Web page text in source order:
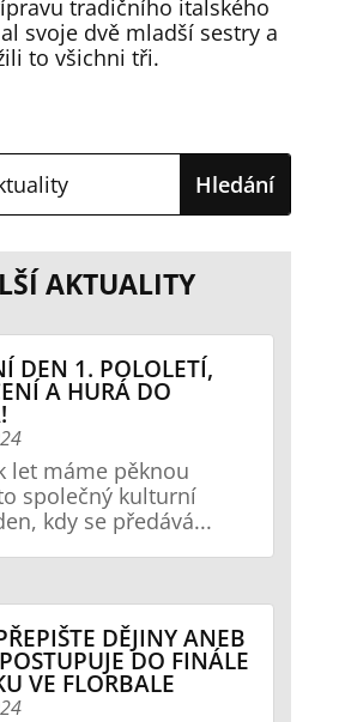
tradičního italského
svoje dvě mladší sestry a
to všichni tři.
AKTUALITY
DEN 1. POLOLETÍ,
A HURÁ DO
let máme pěknou
společný kulturní
kdy se předává...
DĚJINY ANEB
DO FINÁLE
VE FLORBALE